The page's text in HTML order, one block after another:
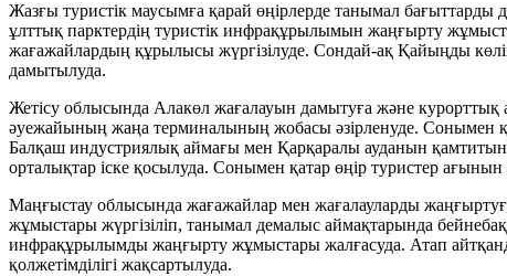
Жазғы туристік маусымға қарай өңірлерде танымал
ұлттық парктердің туристік инфрақұрылымын жаңғырту
жағажайлардың құрылысы жүргізілуде. Сондай-ақ Қайыңды
дамытылуда.
Жетісу облысында Алакөл жағалауын дамытуға және курорттық
әуежайының жаңа терминалының жобасы әзірленуде. Сонымен
Балқаш индустриялық аймағы мен Қарқаралы ауданын
орталықтар іске қосылуда. Сонымен қатар өңір туристер
Маңғыстау облысында жағажайлар мен жағалауларды
жұмыстары жүргізіліп, танымал демалыс аймақтарында
инфрақұрылымды жаңғырту жұмыстары жалғасуда. Атап
қолжетімділігі жақсартылуда.